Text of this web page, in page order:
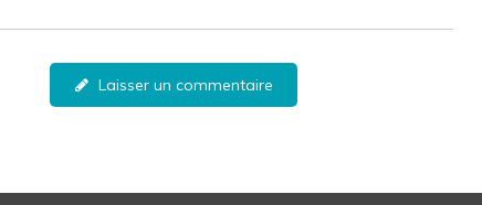
Laisser un commentaire